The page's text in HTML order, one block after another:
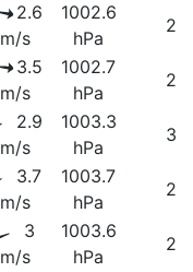
2.6
m/s
1002.6
hPa
3.5
m/s
1002.7
hPa
2.9
m/s
1003.3
hPa
3.7
m/s
1003.7
hPa
3
m/s
1003.6
hPa